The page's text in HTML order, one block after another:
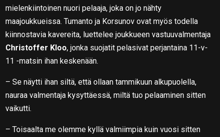
mielenkiintoinen nuori pelaaja, joka on jo nähty
maajoukkueissa. Tumanto ja Korsunov ovat myös todella
kiinnostavia kavereita, luettelee joukkueen vastuuvalmentaja
Christoffer Kloo, jonka suojatit pelasivat perjantaina 11-v-
11 -matsin ihan keskenään.
– Se näytti ihan siltä, että ollaan tammikuun alkupuolella,
nauraa valmentaja kysyttäessä, miltä tuo pelaaminen sitten
vaikutti.
– Toisaalta me olemme kyllä valmiimpia kuin vuosi sitten